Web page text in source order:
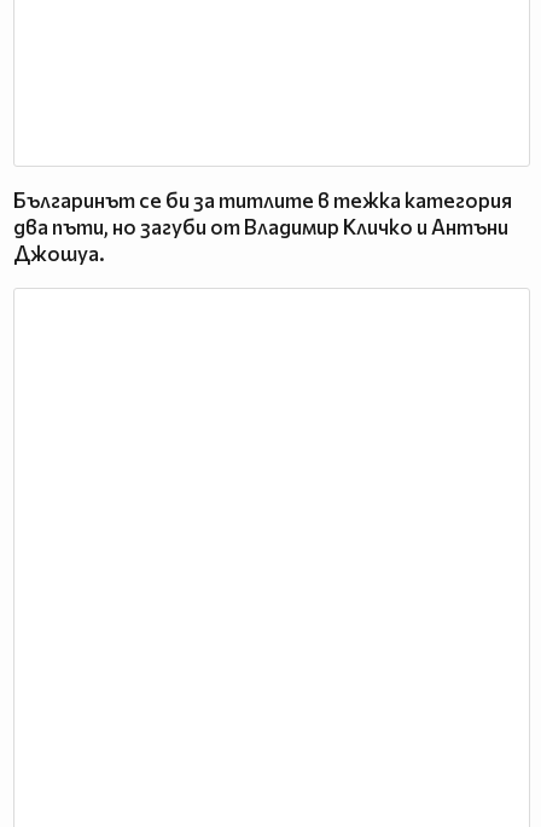
Българинът се би за титлите в тежка категория
два пъти, но загуби от Владимир Кличко и Антъни
Джошуа.